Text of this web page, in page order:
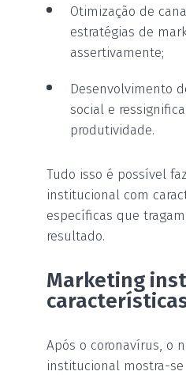
Otimização de
estratégias de
assertivamente;
Desenvolvimento
social e
produtividade.
Tudo isso é possível
institucional com
específicas que
resultado.
Marketing
Após o coronavírus, o
institucional mostra-